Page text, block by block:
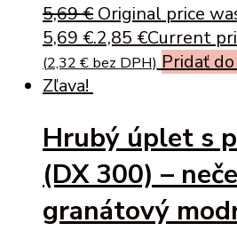
5,69€ Original price
5,69 €.2,85 €Current
(2,32 € bez DPH) Pridať
Zľava!
Hrubý úplet s
(DX 300) –
granátový